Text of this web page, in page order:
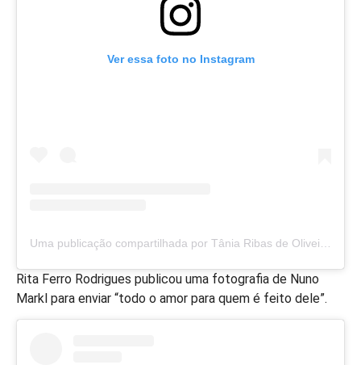
Ver essa foto no Instagram
Rita Ferro Rodrigues publicou uma fotografia de Nuno
Markl para enviar “todo o amor para quem é feito dele”.